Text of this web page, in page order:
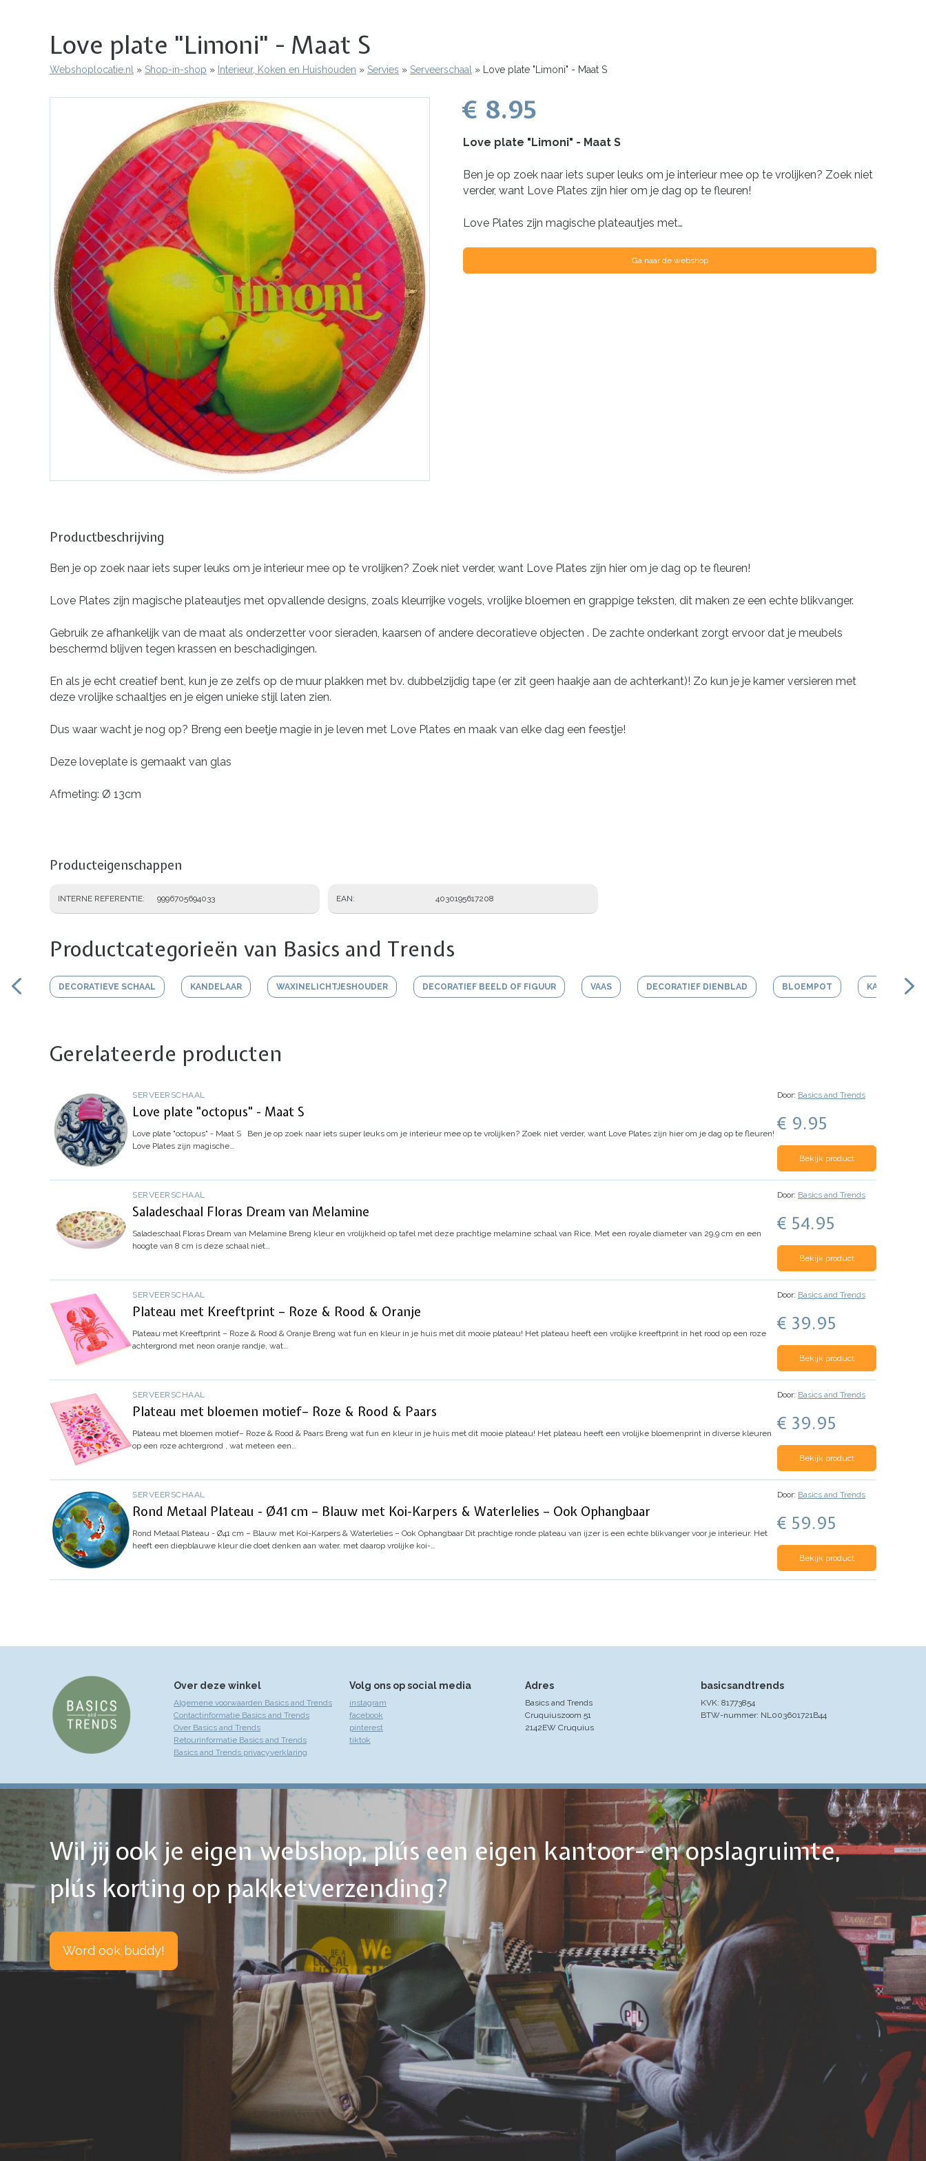
Love plate "Limoni" - Maat S
Kruimelpad
Webshoplocatie.nl Shop-in-shop Interieur, Koken en Huishouden Servies Serveerschaal Love plate "Limoni" - Maat S
€ 8.95
Love plate "Limoni" - Maat S
Ben je op zoek naar iets super leuks om je interieur mee op te vrolijken? Zoek niet
verder, want Love Plates zijn hier om je dag op te fleuren!
Love Plates zijn magische plateautjes met…
Ga naar de webshop
Productbeschrijving
Ben je op zoek naar iets super leuks om je interieur mee op te vrolijken? Zoek niet verder, want Love Plates zijn hier om je dag op te fleuren!
Love Plates zijn magische plateautjes met opvallende designs, zoals kleurrijke vogels, vrolijke bloemen en grappige teksten, dit maken ze een echte blikvanger.
Gebruik ze afhankelijk van de maat als onderzetter voor sieraden, kaarsen of andere decoratieve objecten . De zachte onderkant zorgt ervoor dat je meubels
beschermd blijven tegen krassen en beschadigingen.
En als je echt creatief bent, kun je ze zelfs op de muur plakken met bv. dubbelzijdig tape (er zit geen haakje aan de achterkant)! Zo kun je je kamer versieren met
deze vrolijke schaaltjes en je eigen unieke stijl laten zien.
Dus waar wacht je nog op? Breng een beetje magie in je leven met Love Plates en maak van elke dag een feestje!
Deze loveplate is gemaakt van glas
Afmeting: Ø 13cm
Producteigenschappen
INTERNE REFERENTIE 9996705694033 EAN 4030195617208
Productcategorieën van Basics and Trends
DECORATIEVE SCHAAL KANDELAAR WAXINELICHTJESHOUDER DECORATIEF BEELD OF FIGUUR VAAS DECORATIEF DIENBLAD BLOEMPOT KAARS
Gerelateerde producten
SERVEERSCHAAL
Love plate "octopus" - Maat S
Love plate "octopus" - Maat S
Ben je op zoek naar iets super leuks om je interieur mee op te vrolijken? Zoek niet verder, want Love Plates zijn hier om je dag op te fleuren!
Love Plates zijn magische…
Door: Basics and Trends
€ 9.95
Bekijk product
SERVEERSCHAAL
Saladeschaal Floras Dream van Melamine
Saladeschaal Floras Dream van Melamine Breng kleur en vrolijkheid op tafel met deze prachtige melamine schaal van Rice. Met een royale diameter van 29,9 cm en een
hoogte van 8 cm is deze schaal niet…
Door: Basics and Trends
€ 54.95
Bekijk product
SERVEERSCHAAL
Plateau met Kreeftprint – Roze & Rood & Oranje
Plateau met Kreeftprint – Roze & Rood & Oranje Breng wat fun en kleur in je huis met dit mooie plateau! Het plateau heeft een vrolijke kreeftprint in het rood op een roze
achtergrond met neon oranje randje, wat…
Door: Basics and Trends
€ 39.95
Bekijk product
SERVEERSCHAAL
Plateau met bloemen motief– Roze & Rood & Paars
Plateau met bloemen motief– Roze & Rood & Paars Breng wat fun en kleur in je huis met dit mooie plateau! Het plateau heeft een vrolijke bloemenprint in diverse kleuren
op een roze achtergrond , wat meteen een…
Door: Basics and Trends
€ 39.95
Bekijk product
SERVEERSCHAAL
Rond Metaal Plateau - Ø41 cm – Blauw met Koi-Karpers & Waterlelies – Ook Ophangbaar
Rond Metaal Plateau - Ø41 cm – Blauw met Koi-Karpers & Waterlelies – Ook Ophangbaar Dit prachtige ronde plateau van ijzer is een echte blikvanger voor je interieur. Het
heeft een diepblauwe kleur die doet denken aan water, met daarop vrolijke koi-…
Door: Basics and Trends
€ 59.95
Bekijk product
Over deze winkel
Algemene voorwaarden Basics and Trends
Contactinformatie Basics and Trends
Over Basics and Trends
Retourinformatie Basics and Trends
Basics and Trends privacyverklaring
Volg ons op social media
instagram
facebook
pinterest
tiktok
Adres
Basics and Trends
Cruquiuszoom 51
2142EW Cruquius
basicsandtrends
KVK: 81773854
BTW-nummer: NL003601721B44
Wil jij ook je eigen webshop, plús een eigen kantoor- en opslagruimte,
plús korting op pakketverzending?
Word ook buddy!